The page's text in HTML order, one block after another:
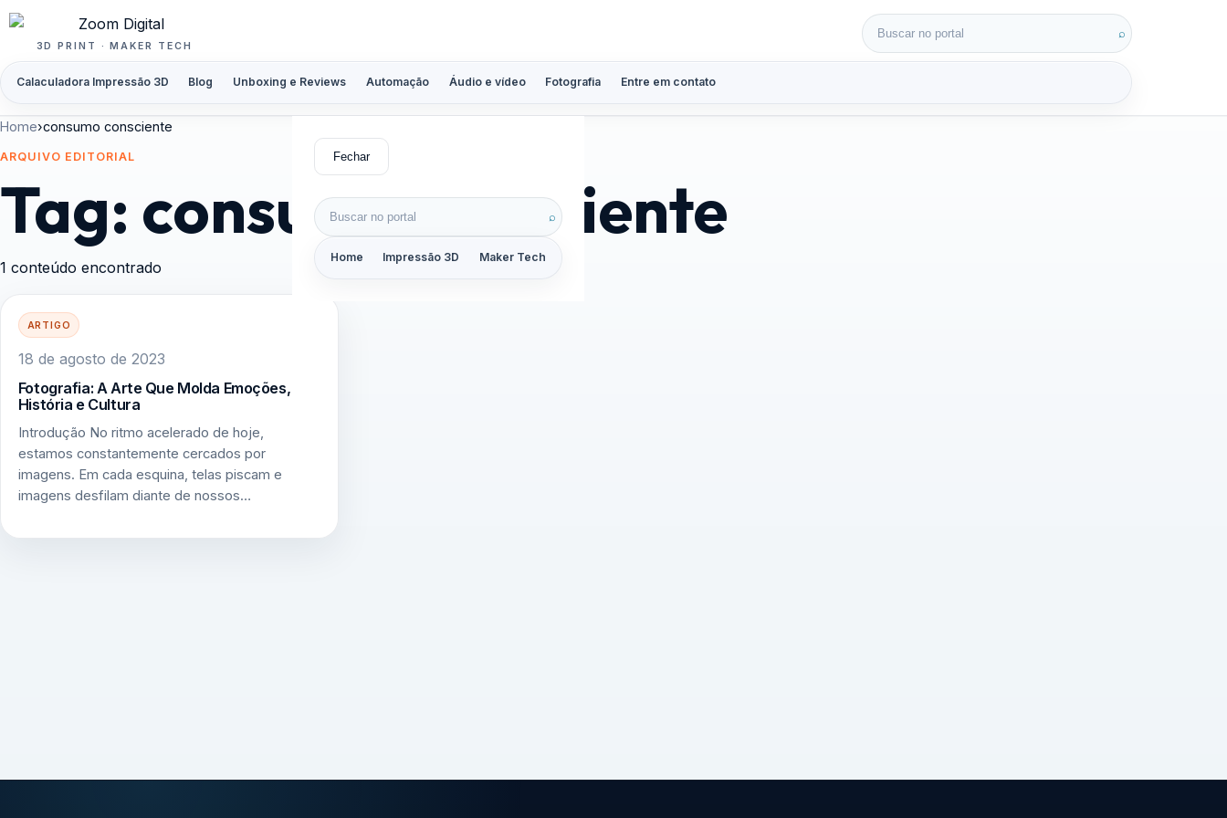
Pular para o conteúdo
3D PRINT · MAKER TECH
Calaculadora Impressão 3D Blog Unboxing e Reviews Automação Áudio e vídeo Fotografia Entre em contato
Buscar por: ⌕
Fechar
Buscar por: ⌕
Home Impressão 3D Maker Tech
Home›consumo consciente
ARQUIVO EDITORIAL
Tag: consumo consciente
1 conteúdo encontrado
ARTIGO
18 de agosto de 2023
Fotografia: A Arte Que Molda Emoções,
História e Cultura
Introdução No ritmo acelerado de hoje,
estamos constantemente cercados por
imagens. Em cada esquina, telas piscam e
imagens desfilam diante de nossos…